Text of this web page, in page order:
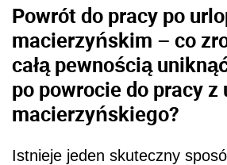
Powrót do pracy po
macierzyńskim – co
całą pewnością
po powrocie do pracy z
macierzyńskiego?
Istnieje jeden skuteczny